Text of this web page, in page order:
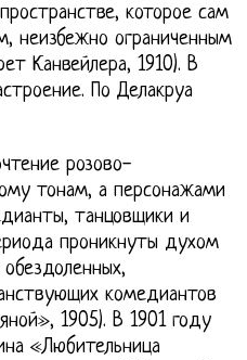
которое сам
неизбежно ограниченным
Канвейлера, 1910). В
По Делакруа
розово-
тонам, а персонажами
танцовщики и
проникнуты духом
комедиантов
1905). В 1901 году
«Любительница